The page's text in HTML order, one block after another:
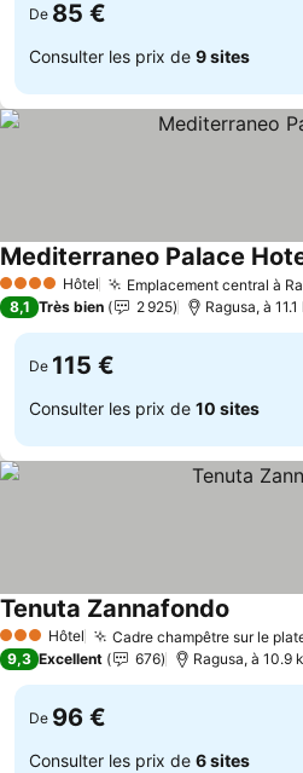
De 85 €
Consulter les prix de 9 sites
4 Étoiles Hôtel Emplacement central à
Mediterraneo Palace
8,1 Très bien 2 925 Ragusa, à
De 115 €
Consulter les prix de 10 sites
3 ÉtoilesHôtel Cadre champêtre sur le
Tenuta Zannafondo
9,3 Excellent 676 Ragusa, à 10.9
De 96 €
Consulter les prix de 6 sites